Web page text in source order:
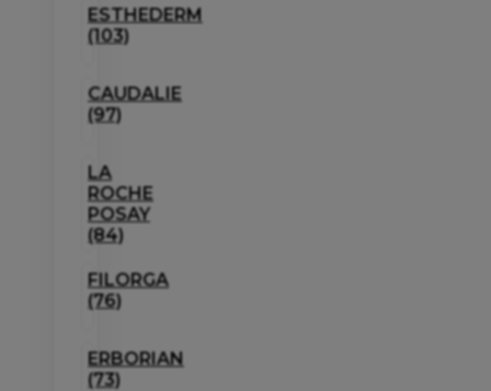
ESTHEDERM
(103)
CAUDALIE
(97)
LA
ROCHE
POSAY
(84)
FILORGA
(76)
ERBORIAN
(73)